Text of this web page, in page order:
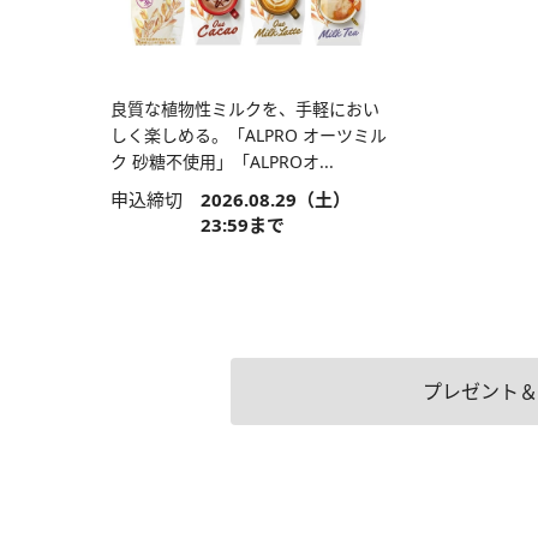
良質な植物性ミルクを、手軽におい
しく楽しめる。「ALPRO オーツミル
ク 砂糖不使用」「ALPROオ...
申込締切 2026.08.29（土）
23:59まで
プレゼント